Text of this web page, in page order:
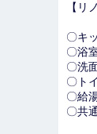
【リ
〇キ
〇浴
〇洗
〇ト
〇給
〇共